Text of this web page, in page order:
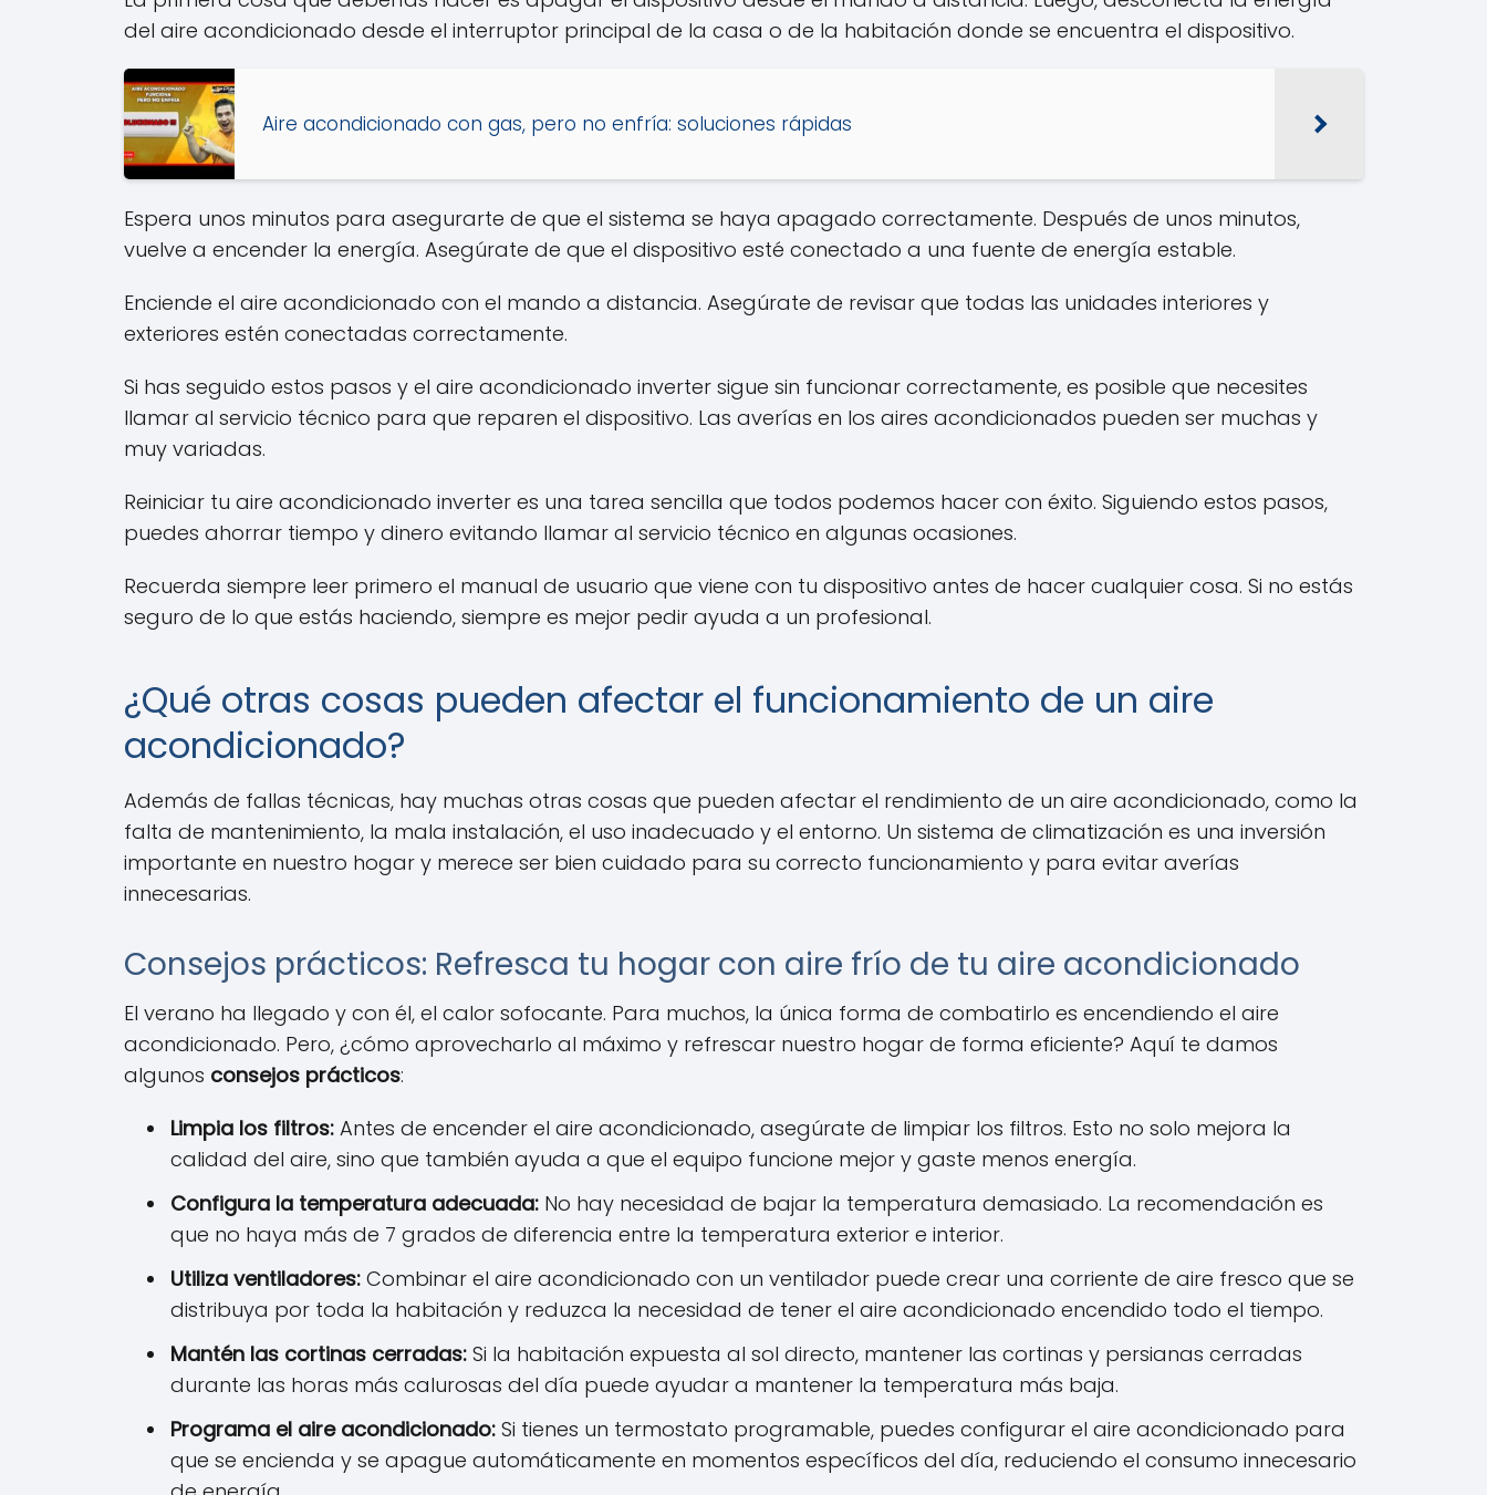
del aire acondicionado desde el interruptor principal de la casa o de la habitación donde se encuentra el dispositivo.
Aire acondicionado con gas, pero no enfría: soluciones rápidas
Espera unos minutos para asegurarte de que el sistema se haya apagado correctamente. Después de unos minutos,
vuelve a encender la energía. Asegúrate de que el dispositivo esté conectado a una fuente de energía estable.
Enciende el aire acondicionado con el mando a distancia. Asegúrate de revisar que todas las unidades interiores y
exteriores estén conectadas correctamente.
Si has seguido estos pasos y el aire acondicionado inverter sigue sin funcionar correctamente, es posible que necesites
llamar al servicio técnico para que reparen el dispositivo. Las averías en los aires acondicionados pueden ser muchas y
muy variadas.
Reiniciar tu aire acondicionado inverter es una tarea sencilla que todos podemos hacer con éxito. Siguiendo estos pasos,
puedes ahorrar tiempo y dinero evitando llamar al servicio técnico en algunas ocasiones.
Recuerda siempre leer primero el manual de usuario que viene con tu dispositivo antes de hacer cualquier cosa. Si no estás
seguro de lo que estás haciendo, siempre es mejor pedir ayuda a un profesional.
¿Qué otras cosas pueden afectar el funcionamiento de un aire
acondicionado?
Además de fallas técnicas, hay muchas otras cosas que pueden afectar el rendimiento de un aire acondicionado, como la
falta de mantenimiento, la mala instalación, el uso inadecuado y el entorno. Un sistema de climatización es una inversión
importante en nuestro hogar y merece ser bien cuidado para su correcto funcionamiento y para evitar averías
innecesarias.
Consejos prácticos: Refresca tu hogar con aire frío de tu aire acondicionado
El verano ha llegado y con él, el calor sofocante. Para muchos, la única forma de combatirlo es encendiendo el aire
acondicionado. Pero, ¿cómo aprovecharlo al máximo y refrescar nuestro hogar de forma eficiente? Aquí te damos
algunos consejos prácticos:
Limpia los filtros: Antes de encender el aire acondicionado, asegúrate de limpiar los filtros. Esto no solo mejora la
calidad del aire, sino que también ayuda a que el equipo funcione mejor y gaste menos energía.
Configura la temperatura adecuada: No hay necesidad de bajar la temperatura demasiado. La recomendación es
que no haya más de 7 grados de diferencia entre la temperatura exterior e interior.
Utiliza ventiladores: Combinar el aire acondicionado con un ventilador puede crear una corriente de aire fresco que se
distribuya por toda la habitación y reduzca la necesidad de tener el aire acondicionado encendido todo el tiempo.
Mantén las cortinas cerradas: Si la habitación expuesta al sol directo, mantener las cortinas y persianas cerradas
durante las horas más calurosas del día puede ayudar a mantener la temperatura más baja.
Programa el aire acondicionado: Si tienes un termostato programable, puedes configurar el aire acondicionado para
que se encienda y se apague automáticamente en momentos específicos del día, reduciendo el consumo innecesario